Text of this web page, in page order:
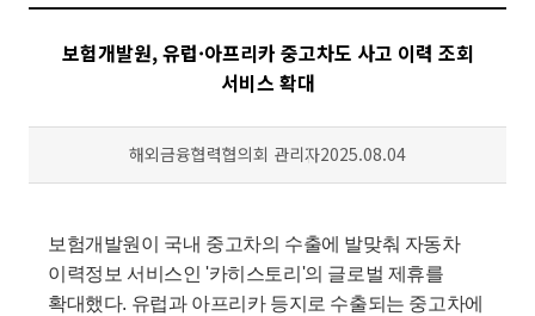
보험개발원, 유럽·아프리카 중고차도 사고 이력 조회
서비스 확대
작성자
해외금융협력협의회 관리자등록일
2025.08.04
보험개발원이 국내 중고차의 수출에 발맞춰 자동차
이력정보 서비스인 '카히스토리'의 글로벌 제휴를
확대했다. 유럽과 아프리카 등지로 수출되는 중고차에